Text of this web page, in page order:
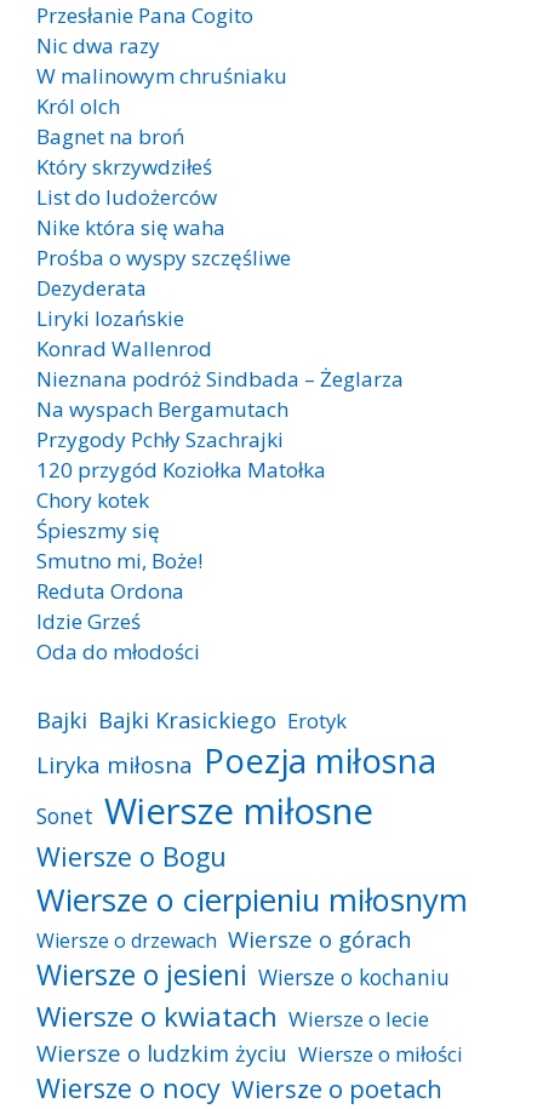
Przesłanie Pana Cogito
Nic dwa razy
W malinowym chruśniaku
Król olch
Bagnet na broń
Który skrzywdziłeś
List do ludożerców
Nike która się waha
Prośba o wyspy szczęśliwe
Dezyderata
Liryki lozańskie
Konrad Wallenrod
Nieznana podróż Sindbada – Żeglarza
Na wyspach Bergamutach
Przygody Pchły Szachrajki
120 przygód Koziołka Matołka
Chory kotek
Śpieszmy się
Smutno mi, Boże!
Reduta Ordona
Idzie Grześ
Oda do młodości
Bajki Bajki Krasickiego Erotyk
Liryka miłosna Poezja miłosna
Sonet Wiersze miłosne
Wiersze o Bogu
Wiersze o cierpieniu miłosnym
Wiersze o drzewach Wiersze o górach
Wiersze o jesieni Wiersze o kochaniu
Wiersze o kwiatach Wiersze o lecie
Wiersze o ludzkim życiu Wiersze o miłości
Wiersze o nocy Wiersze o poetach